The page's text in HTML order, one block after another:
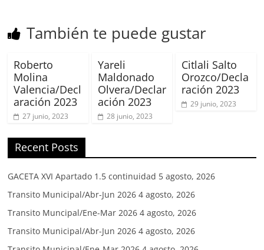
También te puede gustar
Roberto
Molina
Valencia/Decl
aración 2023
27 junio, 2023
Yareli
Maldonado
Olvera/Declar
ación 2023
28 junio, 2023
Citlali Salto
Orozco/Decla
ración 2023
29 junio, 2023
Recent Posts
GACETA XVI Apartado 1.5 continuidad 5 agosto, 2026
Transito Municipal/Abr-Jun 2026 4 agosto, 2026
Transito Muncipal/Ene-Mar 2026 4 agosto, 2026
Transito Municipal/Abr-Jun 2026 4 agosto, 2026